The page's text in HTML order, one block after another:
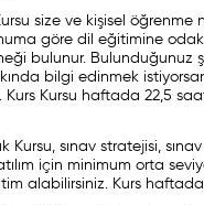
size ve kişisel
göre dil eğitimine
bulunur. Bulunduğunuz
bilgi edinmek
Kursu haftada 22,5
Kursu, sınav stratejisi,
için minimum orta
alabilirsiniz. Kurs